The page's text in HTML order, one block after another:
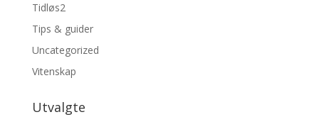
Tidløs2
Tips & guider
Uncategorized
Vitenskap
Utvalgte